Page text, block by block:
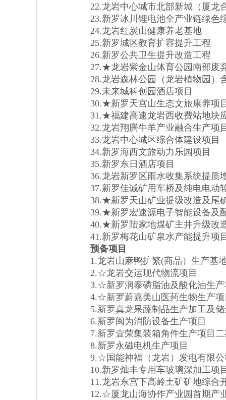
22.龙岩中心城市北部新城（厦龙
23.新罗冰川锂电池全产业链绿色
24.龙岩红炭山健康养老基地
25.新罗城区教育扩容提升工程
26.新罗公共卫生提升改造工程
27.★龙岩紫金山体育公园南部废弃
28.龙岩森林公园（龙岩植物园）
29.未来城科创园酒店项目
30.★新罗天宫山生态文旅康养项目
31.★福建高速龙岩西收费站地块应
32.龙岩翔腾牛羊产业融合生产项目
33.龙岩中心城区综合体建设项目
34.新罗海西文旅动力乐园项目
35.新罗东日酒店项目
36.龙岩新罗区雨水收集系统提质
37.新罗佳诚矿用车桥及纯电电动
38.★新罗天山矿业提级改造及尾矿
39.★新罗宏速源电子智能设备及
40.★新罗陆家地煤矿主井升级改造
41.新罗梅花山矿泉水产能提升项目
预备项目
1.龙岩山麻鸭扩繁(商品）生产基
2.☆龙岩交运现代物流项目
3.☆新罗润泰磷脂油及酸化油生产
4.☆新罗蔚嘉美山医药生物生产项
5.新罗真龙果蔬制品生产加工及储
6.新罗闽为消防设备生产项目
7.新罗壹荣集装箱角件生产项目二
8.新罗永磁电机生产项目
9.☆国能神福（龙岩）发电有限公
10.新罗灿丰专用车玻璃深加工项目
11.龙岩东宫下高岭土矿矿地综合
12.☆厦龙山海协作产业园首期产